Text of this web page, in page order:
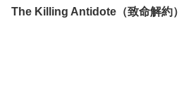
The Killing Antidote（致命解約）